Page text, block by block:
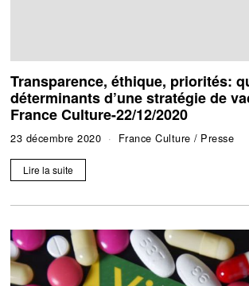
Transparence, éthique, priorités:
déterminants d’une stratégie de
France Culture-22/12/2020
23 décembre 2020 France Culture / Presse
Lire la suite